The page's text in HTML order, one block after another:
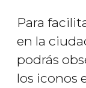
Para
en la
podrás
los iconos